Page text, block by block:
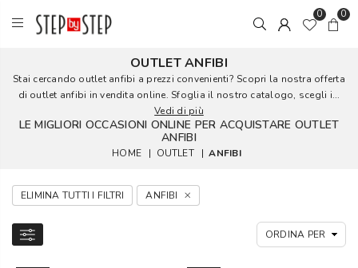
0 0
OUTLET ANFIBI
Stai cercando outlet anfibi a prezzi convenienti? Scopri la nostra offerta
di outlet anfibi in vendita online. Sfoglia il nostro catalogo, scegli i...
Vedi di più
LE MIGLIORI OCCASIONI ONLINE PER ACQUISTARE OUTLET
ANFIBI
HOME | OUTLET | ANFIBI
ELIMINA TUTTI I FILTRI ANFIBI